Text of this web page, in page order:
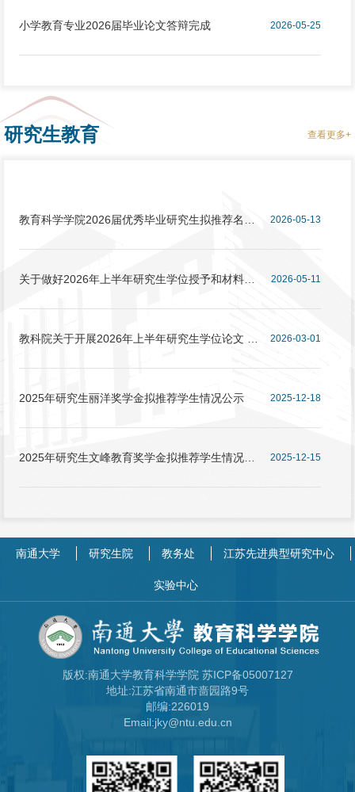
小学教育专业2026届毕业论文答辩完成 2026-05-25
研究生教育 查看更多+
教育科学学院2026届优秀毕业研究生拟推荐名单
公示
2026-05-13
关于做好2026年上半年研究生学位授予和材料归
档工作的通知
2026-05-11
教科院关于开展2026年上半年研究生学位论文 盲
审工作的通知
2026-03-01
2025年研究生丽洋奖学金拟推荐学生情况公示 2025-12-18
2025年研究生文峰教育奖学金拟推荐学生情况公 2025-12-15
南通大学 研究生院 教务处 江苏先进典型研究中心
实验中心
版权:南通大学教育科学学院 苏ICP备05007127
地址:江苏省南通市啬园路9号
邮编:226019
Email:jky@ntu.edu.cn